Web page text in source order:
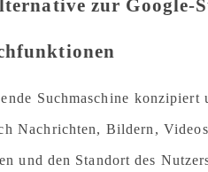
zur Google-
Suchmaschine
Nachrichten, Bildern,
und den Standort des